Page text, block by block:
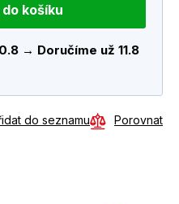
košíku
→ Doručíme už 11.8
do seznamu Porovnat